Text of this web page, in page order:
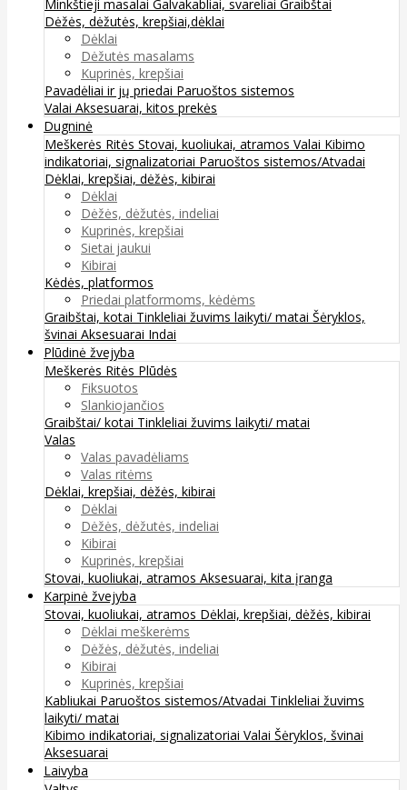
Minkštieji masalai Galvakabliai, svareliai Graibštai
Dėžės, dėžutės, krepšiai,dėklai
Dėklai
Dėžutės masalams
Kuprinės, krepšiai
Pavadėliai ir jų priedai Paruoštos sistemos
Valai Aksesuarai, kitos prekės
Dugninė
Meškerės Ritės Stovai, kuoliukai, atramos Valai Kibimo
indikatoriai, signalizatoriai Paruoštos sistemos/Atvadai
Dėklai, krepšiai, dėžės, kibirai
Dėklai
Dėžės, dėžutės, indeliai
Kuprinės, krepšiai
Sietai jaukui
Kibirai
Kėdės, platformos
Priedai platformoms, kėdėms
Graibštai, kotai Tinkleliai žuvims laikyti/ matai Šėryklos,
švinai Aksesuarai Indai
Plūdinė žvejyba
Meškerės Ritės Plūdės
Fiksuotos
Slankiojančios
Graibštai/ kotai Tinkleliai žuvims laikyti/ matai
Valas
Valas pavadėliams
Valas ritėms
Dėklai, krepšiai, dėžės, kibirai
Dėklai
Dėžės, dėžutės, indeliai
Kibirai
Kuprinės, krepšiai
Stovai, kuoliukai, atramos Aksesuarai, kita įranga
Karpinė žvejyba
Stovai, kuoliukai, atramos Dėklai, krepšiai, dėžės, kibirai
Dėklai meškerėms
Dėžės, dėžutės, indeliai
Kibirai
Kuprinės, krepšiai
Kabliukai Paruoštos sistemos/Atvadai Tinkleliai žuvims
laikyti/ matai
Kibimo indikatoriai, signalizatoriai Valai Šėryklos, švinai
Aksesuarai
Laivyba